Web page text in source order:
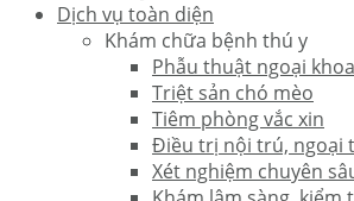
Dịch vụ toàn diện
Khám chữa bệnh thú y
Phẫu thuật ngoại khoa
Triệt sản chó mèo
Tiêm phòng vắc xin
Điều trị nội trú, ngoại
Xét nghiệm chuyên